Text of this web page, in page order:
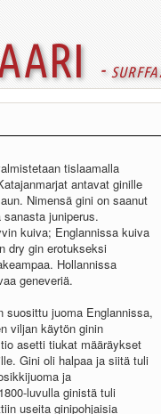
-
tislaamalla
antavat ginille
Nimensä gini on saanut
juniperus.
kuiva; Englannissa kuiva
dry gin erotukseksi
Hollannissa
geneveriä.
suosittu juoma Englannissa,
viljan käytön ginin
asetti tiukat määräykset
Gini oli halpaa ja siitä tuli
ja
luvulla ginistä tuli
useita ginipohjaisia